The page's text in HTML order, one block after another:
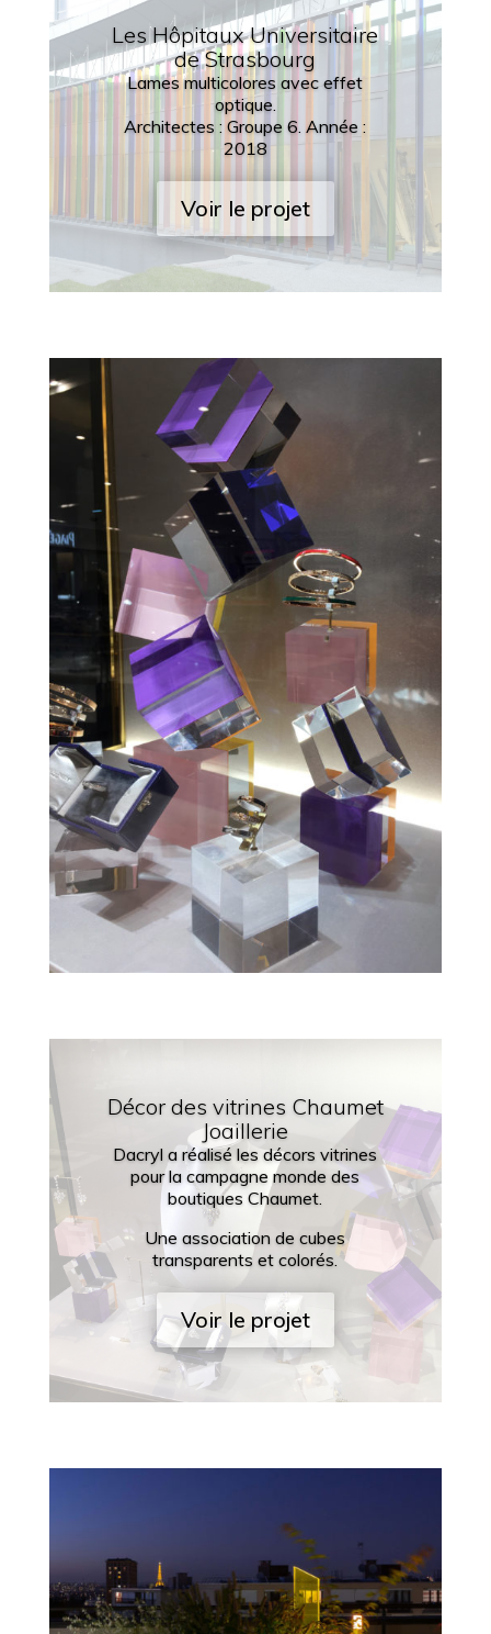
Les Hôpitaux Universitaire
de Strasbourg
Lames multicolores avec effet
optique.
Architectes : Groupe 6. Année :
2018
Voir le projet
Décor des vitrines Chaumet
Joaillerie
Dacryl a réalisé les décors vitrines
pour la campagne monde des
boutiques Chaumet.
Une association de cubes
transparents et colorés.
Voir le projet